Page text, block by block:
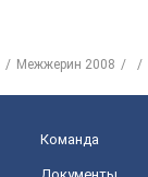
Межжерин 2008
Команда